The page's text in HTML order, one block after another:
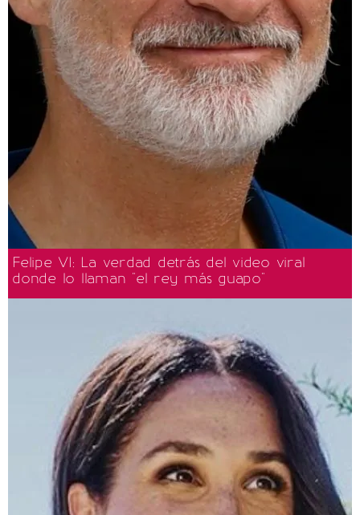
Felipe VI: La verdad detrás del video viral
donde lo llaman "el rey más guapo"